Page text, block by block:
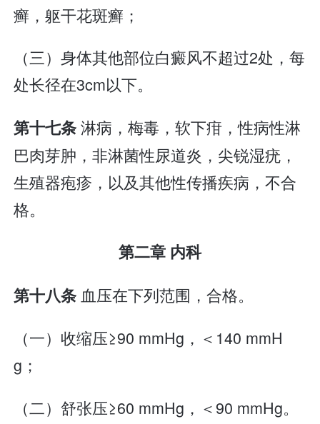
癣，躯干花斑癣；
（三）身体其他部位白癜风不超过2处，每
处长径在3cm以下。
第十七条淋病，梅毒，软下疳，性病性淋
巴肉芽肿，非淋菌性尿道炎，尖锐湿疣，
生殖器疱疹，以及其他性传播疾病，不合
格。
第二章 内科
第十八条 血压在下列范围，合格。
（一）收缩压≥90 mmHg，＜140 mmH
g；
（二）舒张压≥60 mmHg，＜90 mmHg。